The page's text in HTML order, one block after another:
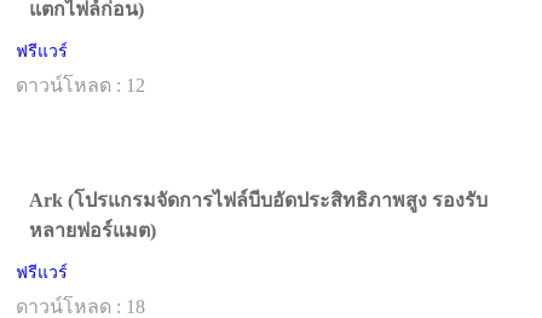
แตกไฟล์ก่อน)
ฟรีแวร์
ดาวน์โหลด : 12
Ark (โปรแกรมจัดการไฟล์บีบอัดประสิทธิภาพสูง รองรับ
หลายฟอร์แมต)
ฟรีแวร์
ดาวน์โหลด : 18